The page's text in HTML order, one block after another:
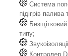
Система
підігрів
типу;
Контролер